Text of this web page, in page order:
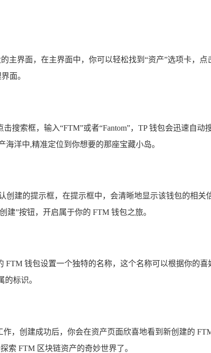
主界面，在主界面中，你可以轻松找到“资产”选项卡，
面。
搜索框，输入“FTM”或者“Fantom”，TP 钱包会迅速自
洋中,精准定位到你想要的那座宝藏小岛。
创建的提示框，在提示框中，会清晰地显示该钱包的相
建”按钮，开启属于你的 FTM 钱包之旅。
钱包设置一个独特的名称，这个名称可以根据你的
标识。
，创建成功后，你会在资产页面欣喜地看到新创建的
索 FTM 区块链资产的奇妙世界了。